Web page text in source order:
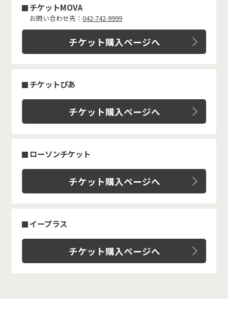
チケットMOVA
お問い合わせ先： 042-742-9999
チケット購入ページへ
チケットぴあ
チケット購入ページへ
ローソンチケット
チケット購入ページへ
イープラス
チケット購入ページへ